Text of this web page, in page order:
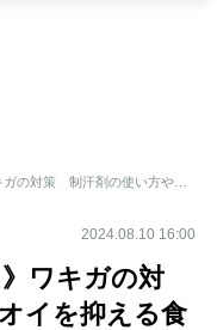
《夏にニオイが気になる》ワキガの対策 制汗剤の使い方やニオイを抑える食べ物は？
2024.08.10 16:00
ワキガの対
イを抑える食